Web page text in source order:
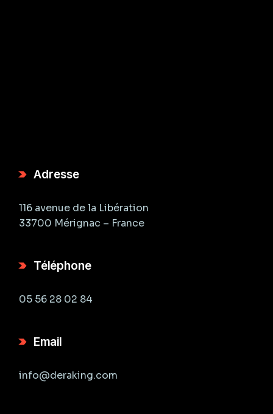
Adresse
116 avenue de la Libération
33700 Mérignac – France
Téléphone
05 56 28 02 84
Email
info@deraking.com